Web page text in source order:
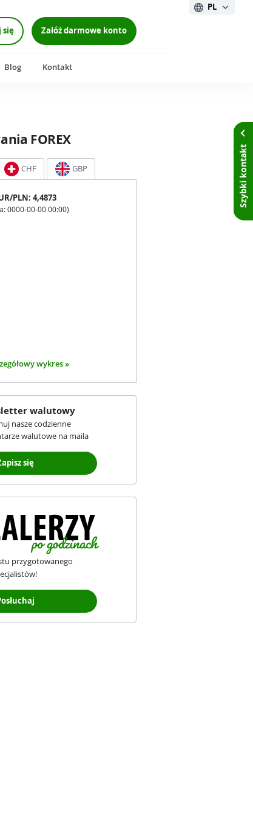
się Załóż darmowe konto
PL
Blog Kontakt
FOREX
CHF GBP
/PLN: 4,4873
0000-00-00 00:00)
wykres »
walutowy
nasze codzienne
walutowe na maila
się
przygotowanego
Szybki kontakt